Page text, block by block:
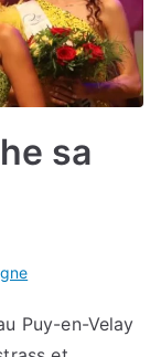
sa
Puy-en-Velay